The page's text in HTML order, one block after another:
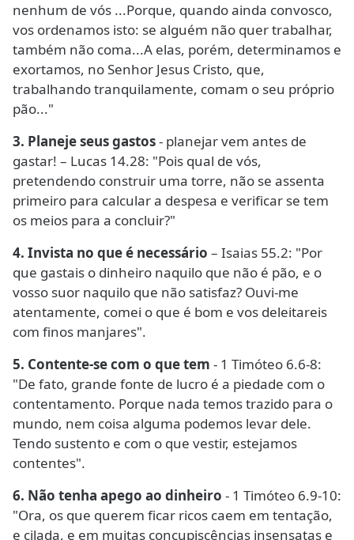
nenhum de vós ...Porque, quando ainda convosco,
vos ordenamos isto: se alguém não quer trabalhar,
também não coma...A elas, porém, determinamos e
exortamos, no Senhor Jesus Cristo, que,
trabalhando tranquilamente, comam o seu próprio
pão..."
3. Planeje seus gastos- planejar vem antes de
gastar! – Lucas 14.28: "Pois qual de vós,
pretendendo construir uma torre, não se assenta
primeiro para calcular a despesa e verificar se tem
os meios para a concluir?"
4. Invista no que é necessário – Isaias 55.2: "Por
que gastais o dinheiro naquilo que não é pão, e o
vosso suor naquilo que não satisfaz? Ouvi-me
atentamente, comei o que é bom e vos deleitareis
com finos manjares".
5. Contente-se com o que tem - 1 Timóteo 6.6-8:
"De fato, grande fonte de lucro é a piedade com o
contentamento. Porque nada temos trazido para o
mundo, nem coisa alguma podemos levar dele.
Tendo sustento e com o que vestir, estejamos
contentes".
6. Não tenha apego ao dinheiro - 1 Timóteo 6.9-10:
"Ora, os que querem ficar ricos caem em tentação,
e cilada, e em muitas concupiscências insensatas e